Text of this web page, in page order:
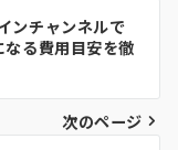
ンチャンネルで
る費用目安を徹
次のページ